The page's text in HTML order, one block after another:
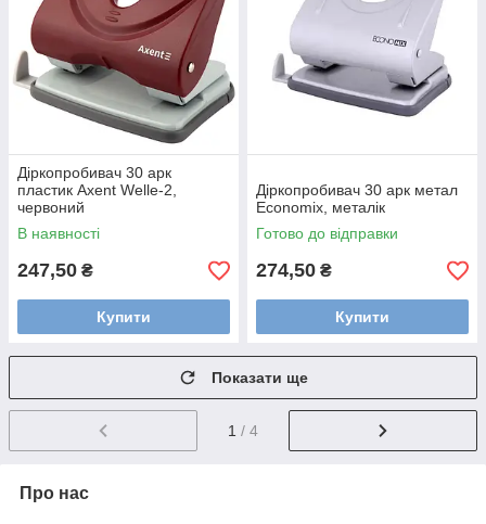
Діркопробивач 30 арк
пластик Axent Welle-2,
червоний
В наявності
247,50 ₴
Купити
Діркопробивач 30 арк метал
Economix, металік
Готово до відправки
274,50 ₴
Купити
Показати ще
1 / 4
Про нас